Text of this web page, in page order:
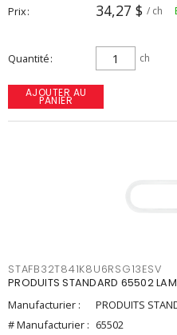
Prix 34,27 $ / ch
Quantité ch
AJOUTER AU
PANIER
STAFB32T841K8U6RSG13ESV
PRODUITS STANDARD 65502
Manufacturier :
PRODUITS
# Manufacturier : 65502